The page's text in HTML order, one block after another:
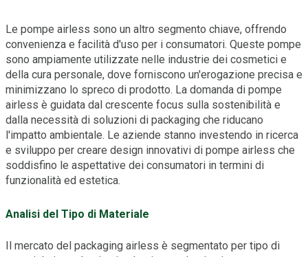
Le pompe airless sono un altro segmento chiave, offrendo
convenienza e facilità d'uso per i consumatori. Queste pompe
sono ampiamente utilizzate nelle industrie dei cosmetici e
della cura personale, dove forniscono un'erogazione precisa e
minimizzano lo spreco di prodotto. La domanda di pompe
airless è guidata dal crescente focus sulla sostenibilità e
dalla necessità di soluzioni di packaging che riducano
l'impatto ambientale. Le aziende stanno investendo in ricerca
e sviluppo per creare design innovativi di pompe airless che
soddisfino le aspettative dei consumatori in termini di
funzionalità ed estetica.
Analisi del Tipo di Materiale
Il mercato del packaging airless è segmentato per tipo di